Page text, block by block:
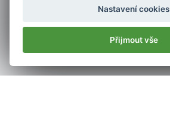
Nejlépe hodnocený
v ČR
Nastavení cookies
Přijmout vše